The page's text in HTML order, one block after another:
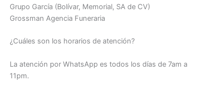
Grupo García (Bolívar, Memorial, SA de CV)
Grossman Agencia Funeraria
¿Cuáles son los horarios de atención?
La atención por WhatsApp es todos los días de 7am a
11pm.